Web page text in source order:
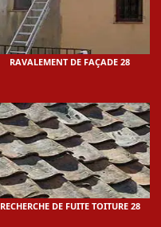
RAVALEMENT DE FAÇADE 28
RECHERCHE DE FUITE TOITURE 28